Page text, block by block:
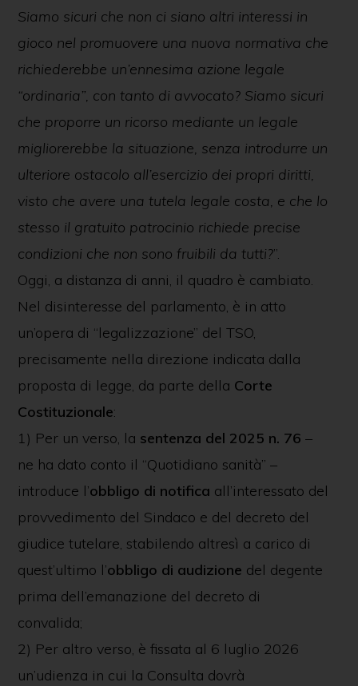
Siamo sicuri che non ci siano altri interessi in
gioco nel promuovere una nuova normativa che
richiederebbe un’ennesima azione legale
“ordinaria”, con tanto di avvocato? Siamo sicuri
che proporre un ricorso mediante un legale
migliorerebbe la situazione, senza introdurre un
ulteriore ostacolo all’esercizio dei propri diritti,
visto che avere una tutela legale costa, e che lo
stesso il gratuito patrocinio richiede precise
condizioni che non sono fruibili da tutti?”.
Oggi, a distanza di anni, il quadro è cambiato.
Nel disinteresse del parlamento, è in atto
un’opera di “legalizzazione” del TSO,
precisamente nella direzione indicata dalla
proposta di legge, da parte della Corte
Costituzionale:
1) Per un verso, la sentenza del 2025 n. 76 –
ne ha dato conto il “Quotidiano sanità” –
introduce l’obbligo di notifica all’interessato del
provvedimento del Sindaco e del decreto del
giudice tutelare, stabilendo altresì a carico di
quest’ultimo l’obbligo di audizione del degente
prima dell’emanazione del decreto di
convalida;
2) Per altro verso, è fissata al 6 luglio 2026
un’udienza in cui la Consulta dovrà